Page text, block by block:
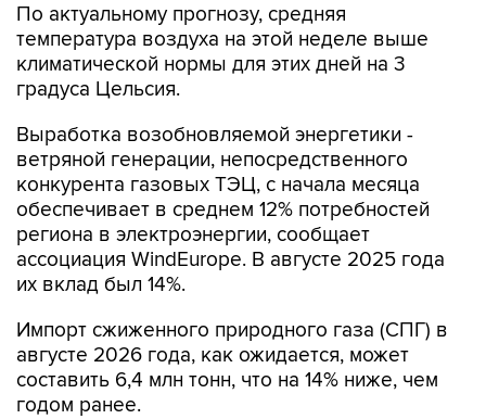
По актуальному прогнозу, средняя
температура воздуха на этой неделе выше
климатической нормы для этих дней на 3
градуса Цельсия.
Выработка возобновляемой энергетики -
ветряной генерации, непосредственного
конкурента газовых ТЭЦ, с начала месяца
обеспечивает в среднем 12% потребностей
региона в электроэнергии, сообщает
ассоциация WindEurope. В августе 2025 года
их вклад был 14%.
Импорт сжиженного природного газа (СПГ) в
августе 2026 года, как ожидается, может
составить 6,4 млн тонн, что на 14% ниже, чем
годом ранее.